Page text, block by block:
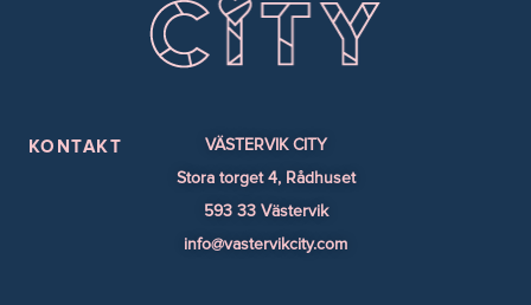
KONTAKT
VÄSTERVIK CITY
Stora torget 4, Rådhuset
593 33 Västervik
info@vastervikcity.com